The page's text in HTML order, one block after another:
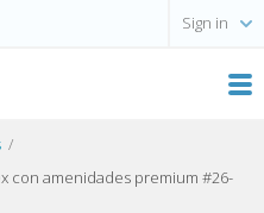
Sign in
con amenidades premium #26-